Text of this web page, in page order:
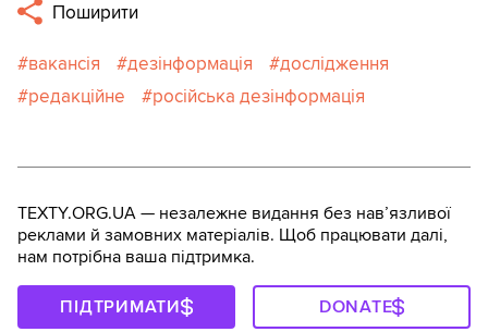
Поширити
вакансія дезінформація
дослідження
редакційне
російська дезінформація
TEXTY.ORG.UA — незалежне видання без навʼязливої
реклами й замовних матеріалів. Щоб працювати далі,
нам потрібна ваша підтримка.
ПІДТРИМАТИ DONATE